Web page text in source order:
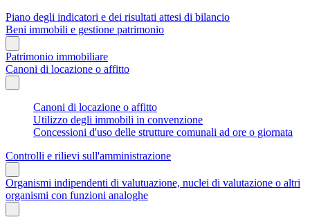
Piano degli indicatori e dei risultati attesi di bilancio
Beni immobili e gestione patrimonio
Patrimonio immobiliare
Canoni di locazione o affitto
Canoni di locazione o affitto
Utilizzo degli immobili in convenzione
Concessioni d'uso delle strutture comunali ad ore o giornata
Controlli e rilievi sull'amministrazione
Organismi indipendenti di valutuazione, nuclei di valutazione o altri
organismi con funzioni analoghe